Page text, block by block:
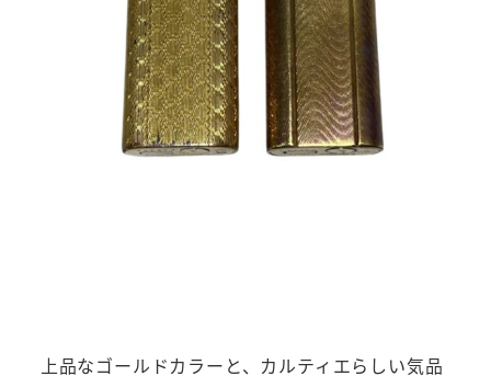
上品なゴールドカラーと、カルティエらしい気品